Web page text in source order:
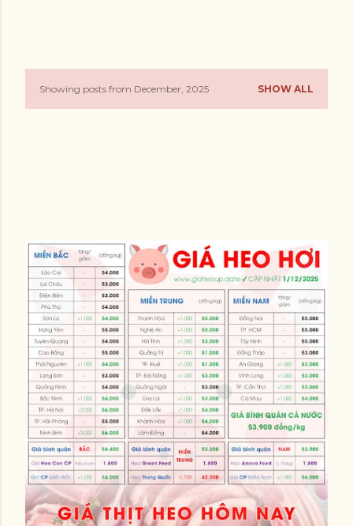
PShowing posts from December, 2025 SHOW ALL